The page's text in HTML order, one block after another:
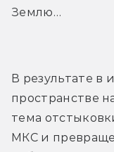
Землю…
В результате
пространстве
тема
МКС и